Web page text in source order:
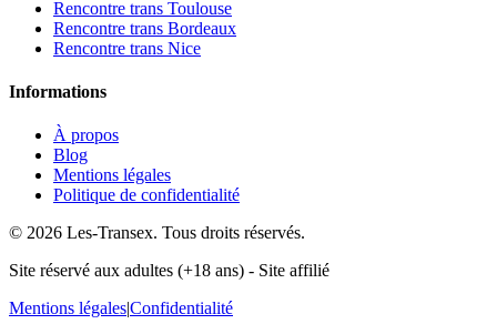
Rencontre trans Toulouse
Rencontre trans Bordeaux
Rencontre trans Nice
Informations
À propos
Blog
Mentions légales
Politique de confidentialité
© 2026 Les-Transex. Tous droits réservés.
Site réservé aux adultes (+18 ans) - Site affilié
Mentions légales|Confidentialité